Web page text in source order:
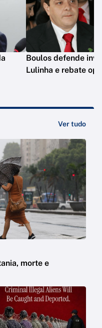
Boulos defende
Lulinha e rebate
Ver tudo
morte e